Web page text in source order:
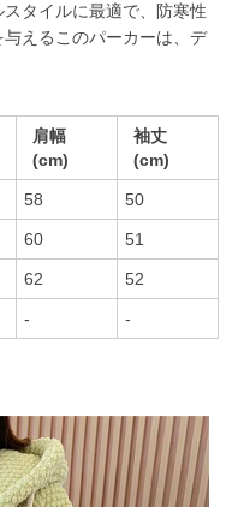
タイルに最適で、防寒性
えるこのパーカーは、デ
肩幅
(cm)
袖丈
(cm)
58 50
60 51
62 52
- -